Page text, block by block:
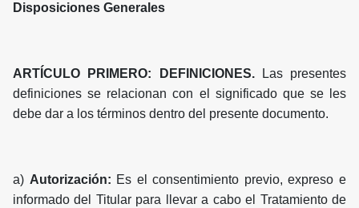
Disposiciones Generales
ARTÍCULO PRIMERO: DEFINICIONES.Las presentes
definiciones se relacionan con el significado que se les
debe dar a los términos dentro del presente documento.
a) Autorización: Es el consentimiento previo, expreso e
informado del Titular para llevar a cabo el Tratamiento de